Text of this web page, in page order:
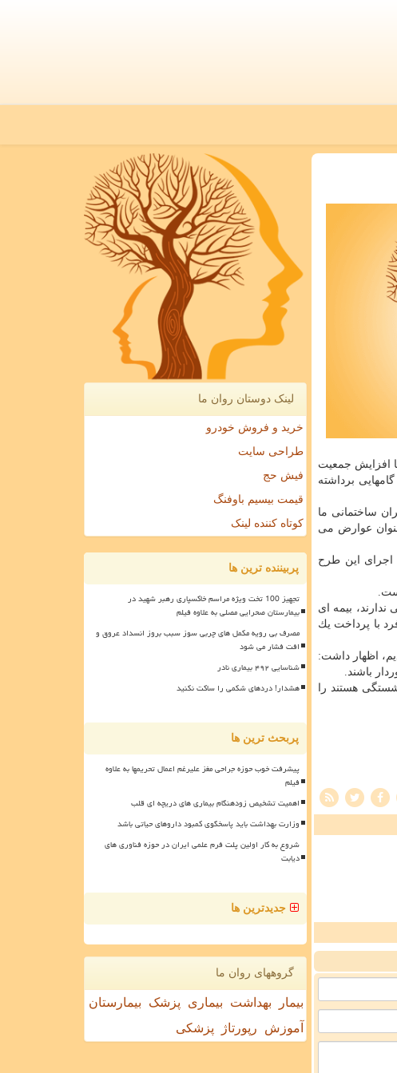
افزایش جمعیت
برداشته
ساختمانی ما
عوارض می
این طرح
بیمه ای
با پرداخت یك
اظهار داشت:
باشند.
كسانی كه فاقد بیمه بازنشستگی هستند را
لینک دوستان روان ما
خرید و فروش خودرو
طراحی سایت
فیش حج
قیمت بیسیم باوفنگ
کوتاه کننده لینک
پربیننده ترین ها
تجهیز 100 تخت ویژه مراسم خاکسپاری رهبر شهید در
بیمارستان صحرایی مصلی به علاوه فیلم
مصرف بی رویه مکمل های چربی سوز سبب بروز انسداد عروق و
افت فشار می شود
شناسایی ۴۹۲ بیماری نادر
هشدار! دردهای شکمی را ساکت نکنید
پربحث ترین ها
پیشرفت خوب حوزه جراحی مغز علیرغم اعمال تحریمها به علاوه
فیلم
اهمیت تشخیص زودهنگام بیماری های دریچه ای قلب
وزارت بهداشت باید پاسخگوی کمبود داروهای حیاتی باشد
شروع به کار اولین پلت فرم علمی ایران در حوزه فناوری های
دیابت
جدیدترین ها
گروههای روان ما
بیمار بهداشت بیماری پزشک
بیمارستان
آموزش
رپورتاژ پزشکی